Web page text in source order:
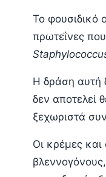
Το φουσιδικό
πρωτεΐνες
Η δράση αυτή
δεν αποτελεί
ξεχωριστά
Οι κρέμες